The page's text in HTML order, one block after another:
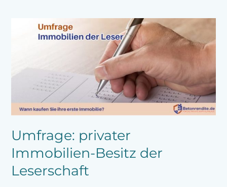
Umfrage: privater
Immobilien-Besitz der
Leserschaft
Umfrage:
privater
Leserschaft